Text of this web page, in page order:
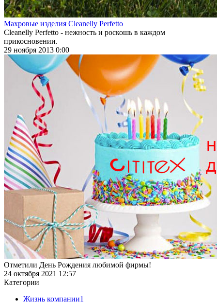
Махровые изделия Cleanelly Perfetto
Cleanelly Perfetto - нежность и роскошь в каждом
прикосновении.
29 ноября 2013 0:00
Отметили День Рождения любимой фирмы!
24 октября 2021 12:57
Категории
Жизнь компании1